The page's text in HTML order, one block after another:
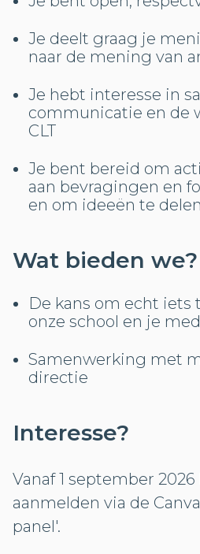
Je deelt graag je
naar de mening van
Je hebt interesse in
communicatie en de
CLT
Je bent bereid om
aan bevragingen en
en om ideeën te delen
Wat bieden we?
De kans om echt iets
onze school en je
Samenwerking met
directie
Interesse?
Vanaf 1 september
aanmelden via de
panel'.